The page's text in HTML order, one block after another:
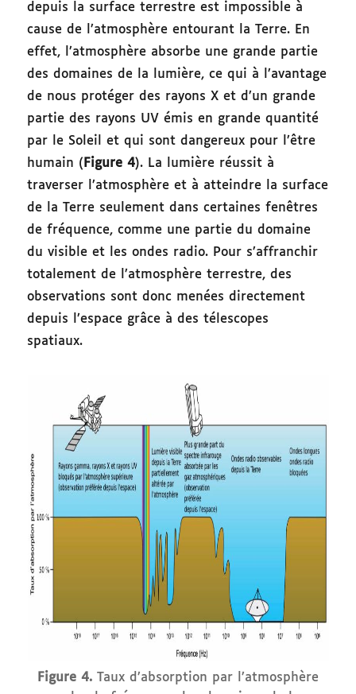
depuis la surface terrestre est impossible à
cause de l’atmosphère entourant la Terre. En
effet, l’atmosphère absorbe une grande partie
des domaines de la lumière, ce qui à l’avantage
de nous protéger des rayons X et d’un grande
partie des rayons UV émis en grande quantité
par le Soleil et qui sont dangereux pour l’être
humain ( Figure 4). La lumière réussit à
traverser l’atmosphère et à atteindre la surface
de la Terre seulement dans certaines fenêtres
de fréquence, comme une partie du domaine
du visible et les ondes radio. Pour s’affranchir
totalement de l’atmosphère terrestre, des
observations sont donc menées directement
depuis l’espace grâce à des télescopes
spatiaux.
Figure 4. Taux d’absorption par l’atmosphère